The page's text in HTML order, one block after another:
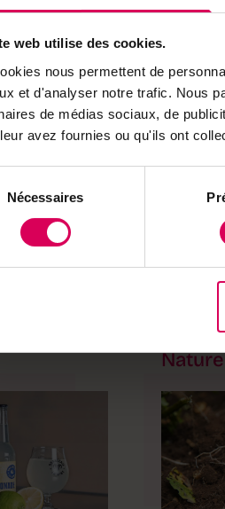
web utilise des cookies.
nous permettent de
et d'analyser notre trafic. Nous
de médias sociaux, de
avez fournies ou qu'ils ont
Nécessaires
local
boutique
les produits
Nature